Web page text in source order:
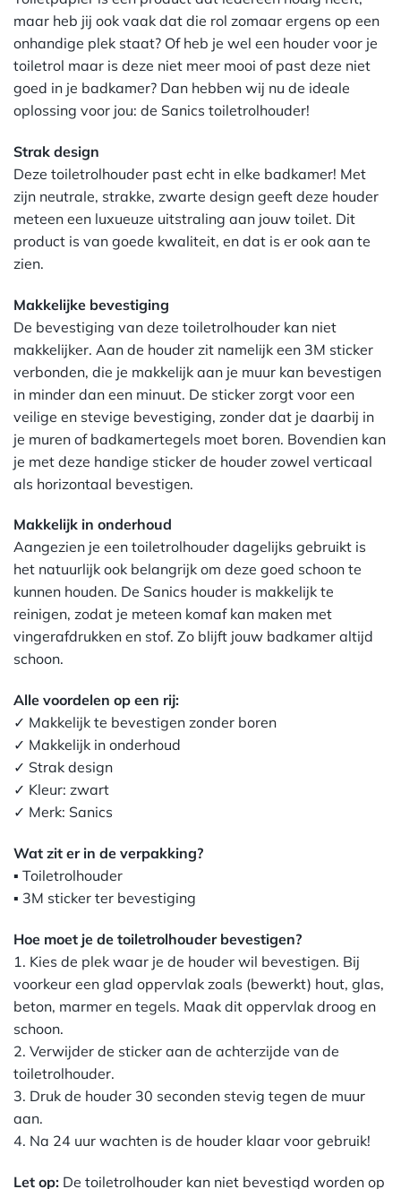
maar heb jij ook vaak dat die rol zomaar ergens op een
onhandige plek staat? Of heb je wel een houder voor je
toiletrol maar is deze niet meer mooi of past deze niet
goed in je badkamer? Dan hebben wij nu de ideale
oplossing voor jou: de Sanics toiletrolhouder!
Strak design
Deze toiletrolhouder past echt in elke badkamer! Met
zijn neutrale, strakke, zwarte design geeft deze houder
meteen een luxueuze uitstraling aan jouw toilet. Dit
product is van goede kwaliteit, en dat is er ook aan te
zien.
Makkelijke bevestiging
De bevestiging van deze toiletrolhouder kan niet
makkelijker. Aan de houder zit namelijk een 3M sticker
verbonden, die je makkelijk aan je muur kan bevestigen
in minder dan een minuut. De sticker zorgt voor een
veilige en stevige bevestiging, zonder dat je daarbij in
je muren of badkamertegels moet boren. Bovendien kan
je met deze handige sticker de houder zowel verticaal
als horizontaal bevestigen.
Makkelijk in onderhoud
Aangezien je een toiletrolhouder dagelijks gebruikt is
het natuurlijk ook belangrijk om deze goed schoon te
kunnen houden. De Sanics houder is makkelijk te
reinigen, zodat je meteen komaf kan maken met
vingerafdrukken en stof. Zo blijft jouw badkamer altijd
schoon.
Alle voordelen op een rij:
✓ Makkelijk te bevestigen zonder boren
✓ Makkelijk in onderhoud
✓ Strak design
✓ Kleur: zwart
✓ Merk: Sanics
Wat zit er in de verpakking?
▪ Toiletrolhouder
▪ 3M sticker ter bevestiging
Hoe moet je de toiletrolhouder bevestigen?
1. Kies de plek waar je de houder wil bevestigen. Bij
voorkeur een glad oppervlak zoals (bewerkt) hout, glas,
beton, marmer en tegels. Maak dit oppervlak droog en
schoon.
2. Verwijder de sticker aan de achterzijde van de
toiletrolhouder.
3. Druk de houder 30 seconden stevig tegen de muur
aan.
4. Na 24 uur wachten is de houder klaar voor gebruik!
Let op: De toiletrolhouder kan niet bevestigd worden op